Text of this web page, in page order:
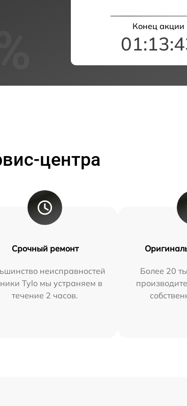
Конец акции
центра
Срочный ремонт
неисправностей
Tylo мы устраняем в
течение 2 часов.
Более 20